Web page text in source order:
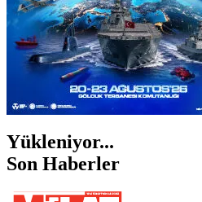
Yükleniyor...
Son Haberler